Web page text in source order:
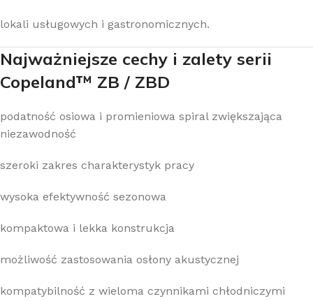
lokali usługowych i gastronomicznych.
Najważniejsze cechy i zalety serii
Copeland™ ZB / ZBD
podatność osiowa i promieniowa spiral zwiększająca
niezawodność
szeroki zakres charakterystyk pracy
wysoka efektywność sezonowa
kompaktowa i lekka konstrukcja
możliwość zastosowania osłony akustycznej
kompatybilność z wieloma czynnikami chłodniczymi